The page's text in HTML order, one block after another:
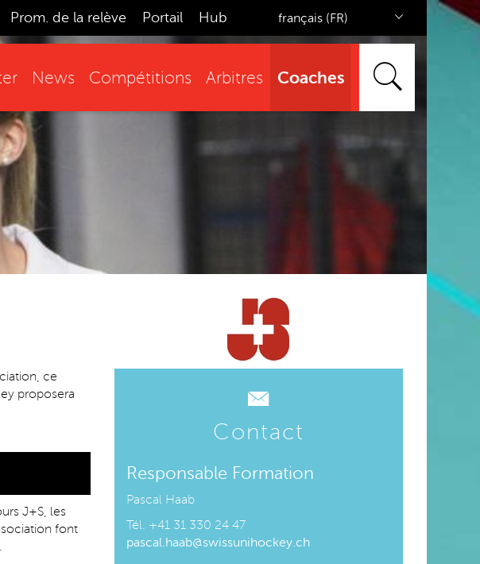
Prom. de la relève Portail Hub français (FR)
News Compétitions Arbitres Coaches
ce
proposera
J+S, les
font
Contact
Responsable Formation
Pascal Haab
Tél. +41 31 330 24 47
pascal.haab@swissunihockey.ch